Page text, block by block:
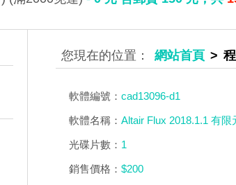
網站首頁
軟體編號：cad13096-d1
軟體名稱：Altair Flux 2018.1.1 有限
光碟片數： 1
銷售價格：$200